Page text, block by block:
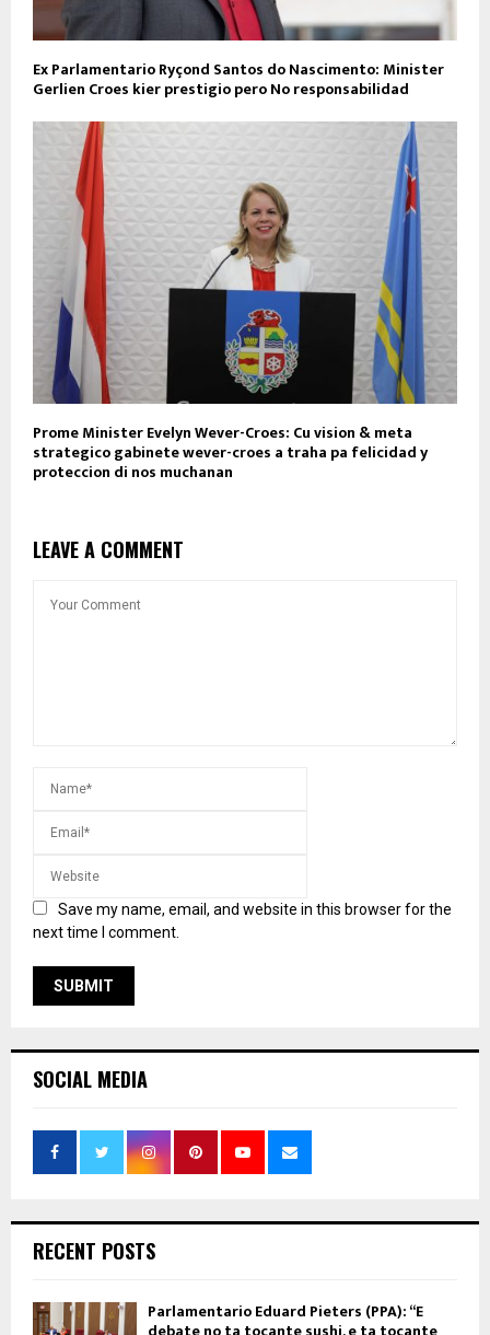
Ex Parlamentario Ryçond Santos do Nascimento: Minister
Gerlien Croes kier prestigio pero No responsabilidad
Prome Minister Evelyn Wever-Croes: Cu vision & meta
strategico gabinete wever-croes a traha pa felicidad y
proteccion di nos muchanan
LEAVE A COMMENT
Save my name, email, and website in this browser for the
next time I comment.
SOCIAL MEDIA
RECENT POSTS
Parlamentario Eduard Pieters (PPA): “E